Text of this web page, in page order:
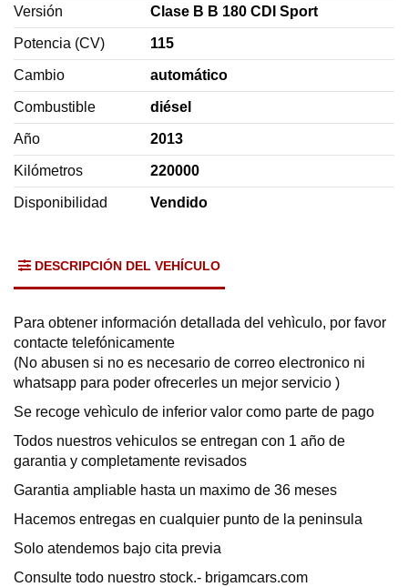
Versión Clase B B 180 CDI Sport
Potencia (CV) 115
Cambio automático
Combustible diésel
Año 2013
Kilómetros 220000
Disponibilidad Vendido
DESCRIPCIÓN DEL VEHÍCULO
Para obtener información detallada del vehìculo, por favor
contacte telefónicamente
(No abusen si no es necesario de correo electronico ni
whatsapp para poder ofrecerles un mejor servicio )
Se recoge vehìculo de inferior valor como parte de pago
Todos nuestros vehiculos se entregan con 1 año de
garantia y completamente revisados
Garantia ampliable hasta un maximo de 36 meses
Hacemos entregas en cualquier punto de la peninsula
Solo atendemos bajo cita previa
Consulte todo nuestro stock.- brigamcars.com